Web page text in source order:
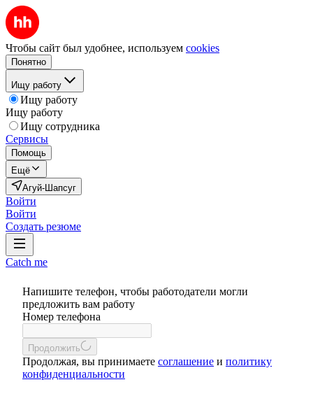
Чтобы сайт был удобнее, используем cookies
Понятно
Ищу работу
Ищу работу
Ищу работу
Ищу сотрудника
Сервисы
Помощь
Ещё
Агуй-Шапсуг
Войти
Войти
Создать резюме
Catch me
Напишите телефон, чтобы работодатели могли
предложить вам работу
Номер телефона
Продолжить
Продолжая, вы принимаете соглашение и политику
конфиденциальности